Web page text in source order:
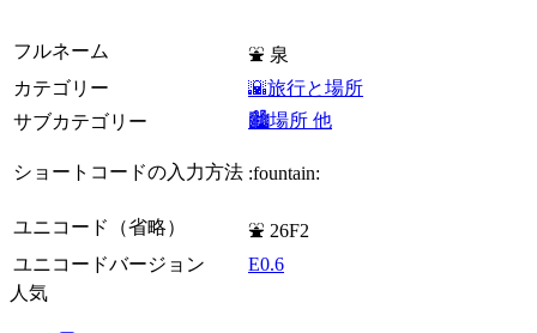
フルネーム
⛲ 泉
カテゴリー
🌇旅行と場所
サブカテゴリー
🏙️場所 他
ショートコードの入力方法 :fountain:
ユニコード（省略）
⛲ 26F2
ユニコードバージョン
E0.6
人気